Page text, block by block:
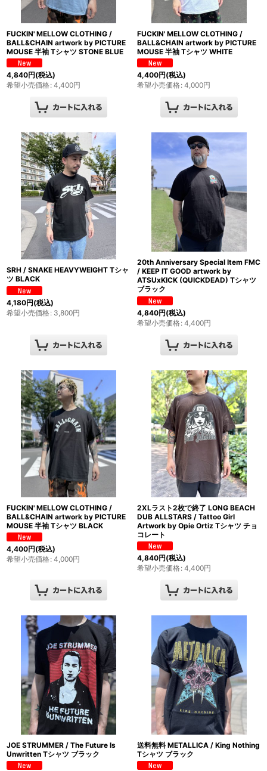
FUCKIN' MELLOW CLOTHING /
BALL&CHAIN artwork by PICTURE
MOUSE 半袖 Tシャツ STONE BLUE
4,840円(税込)
希望小売価格: 4,400円
FUCKIN' MELLOW CLOTHING /
BALL&CHAIN artwork by PICTURE
MOUSE 半袖 Tシャツ WHITE
4,400円(税込)
希望小売価格: 4,000円
SRH / SNAKE HEAVYWEIGHT Tシャ
ツ BLACK
4,180円(税込)
希望小売価格: 3,800円
20th Anniversary Special Item FMC
/ KEEP IT GOOD artwork by
ATSUxKICK (QUICKDEAD) Tシャツ
ブラック
4,840円(税込)
希望小売価格: 4,400円
FUCKIN' MELLOW CLOTHING /
BALL&CHAIN artwork by PICTURE
MOUSE 半袖 Tシャツ BLACK
4,400円(税込)
希望小売価格: 4,000円
2XLラスト2枚で終了 LONG BEACH
DUB ALLSTARS / Tattoo Girl
Artwork by Opie Ortiz Tシャツ チョ
コレート
4,840円(税込)
希望小売価格: 4,400円
JOE STRUMMER / The Future Is
Unwritten Tシャツ ブラック
送料無料 METALLICA / King Nothing
Tシャツ ブラック